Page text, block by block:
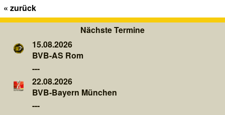
« zurück
Nächste Termine
15.08.2026
BVB-AS Rom
---
22.08.2026
BVB-Bayern München
---